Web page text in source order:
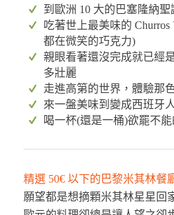
到歐洲 10 大的巴塞隆納
吃著世上最美味的
都在微笑的巧克力)
親眼看著還沒完成就已經
多壯麗
走進高第的世界，體驗那
來一盤美味到變成西班牙
喝一杯(還是一桶)欲罷不能
精選 50€ 以下的巴黎米其林餐
願望都是想摘顆米其林星星回